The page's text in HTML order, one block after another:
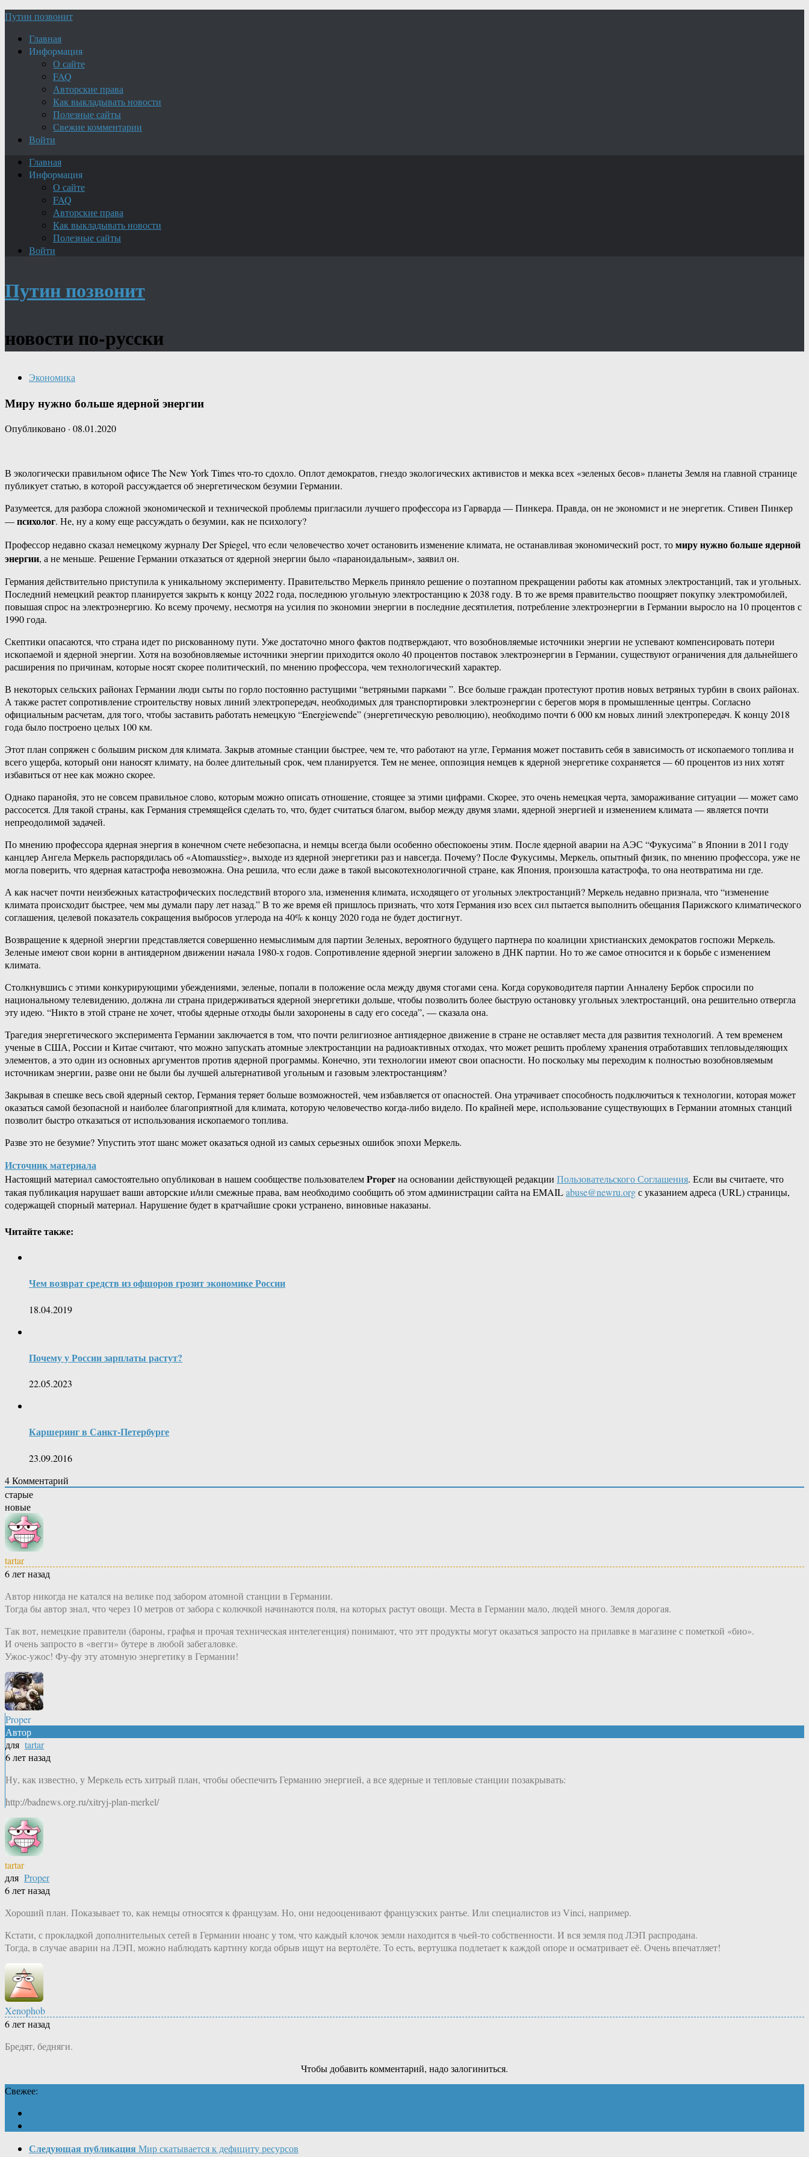
Путин позвонит
Главная
Информация
О сайте
FAQ
Авторские права
Как выкладывать новости
Полезные сайты
Свежие комментарии
Войти
Главная
Информация
О сайте
FAQ
Авторские права
Как выкладывать новости
Полезные сайты
Войти
Путин позвонит
новости по-русски
Экономика
Миру нужно больше ядерной энергии
Опубликовано · 08.01.2020
В экологически правильном офисе The New York Times что-то сдохло. Оплот демократов, гнездо экологических активистов и мекка всех «зеленых бесов» планеты Земля на главной странице
публикует статью, в которой рассуждается об энергетическом безумии Германии.
Разумеется, для разбора сложной экономической и технической проблемы пригласили лучшего профессора из Гарварда — Пинкера. Правда, он не экономист и не энергетик. Стивен Пинкер
—психолог. Не, ну а кому еще рассуждать о безумии, как не психологу?
Профессор недавно сказал немецкому журналу Der Spiegel, что если человечество хочет остановить изменение климата, не останавливая экономический рост, томиру нужно больше ядерной
энергии, а не меньше. Решение Германии отказаться от ядерной энергии было «параноидальным», заявил он.
Германия действительно приступила к уникальному эксперименту. Правительство Меркель приняло решение о поэтапном прекращении работы как атомных электростанций, так и угольных.
Последний немецкий реактор планируется закрыть к концу 2022 года, последнюю угольную электростанцию к 2038 году. В то же время правительство поощряет покупку электромобилей,
повышая спрос на электроэнергию. Ко всему прочему, несмотря на усилия по экономии энергии в последние десятилетия, потребление электроэнергии в Германии выросло на 10 процентов с
1990 года.
Скептики опасаются, что страна идет по рискованному пути. Уже достаточно много фактов подтверждают, что возобновляемые источники энергии не успевают компенсировать потери
ископаемой и ядерной энергии. Хотя на возобновляемые источники энергии приходится около 40 процентов поставок электроэнергии в Германии, существуют ограничения для дальнейшего
расширения по причинам, которые носят скорее политический, по мнению профессора, чем технологический характер.
В некоторых сельских районах Германии люди сыты по горло постоянно растущими “ветряными парками ”. Все больше граждан протестуют против новых ветряных турбин в своих районах.
А также растет сопротивление строительству новых линий электропередач, необходимых для транспортировки электроэнергии с берегов моря в промышленные центры. Согласно
официальным расчетам, для того, чтобы заставить работать немецкую “Energiewende” (энергетическую революцию), необходимо почти 6 000 км новых линий электропередач. К концу 2018
года было построено целых 100 км.
Этот план сопряжен с большим риском для климата. Закрыв атомные станции быстрее, чем те, что работают на угле, Германия может поставить себя в зависимость от ископаемого топлива и
всего ущерба, который они наносят климату, на более длительный срок, чем планируется. Тем не менее, оппозиция немцев к ядерной энергетике сохраняется — 60 процентов из них хотят
избавиться от нее как можно скорее.
Однако паранойя, это не совсем правильное слово, которым можно описать отношение, стоящее за этими цифрами. Скорее, это очень немецкая черта, замораживание ситуации — может само
рассосется. Для такой страны, как Германия стремящейся сделать то, что, будет считаться благом, выбор между двумя злами, ядерной энергией и изменением климата — является почти
непреодолимой задачей.
По мнению профессора ядерная энергия в конечном счете небезопасна, и немцы всегда были особенно обеспокоены этим. После ядерной аварии на АЭС “Фукусима” в Японии в 2011 году
канцлер Ангела Меркель распорядилась об «Atomausstieg», выходе из ядерной энергетики раз и навсегда. Почему? После Фукусимы, Меркель, опытный физик, по мнению профессора, уже не
могла поверить, что ядерная катастрофа невозможна. Она решила, что если даже в такой высокотехнологичной стране, как Япония, произошла катастрофа, то она неотвратима ни где.
А как насчет почти неизбежных катастрофических последствий второго зла, изменения климата, исходящего от угольных электростанций? Меркель недавно признала, что “изменение
климата происходит быстрее, чем мы думали пару лет назад.” В то же время ей пришлось признать, что хотя Германия изо всех сил пытается выполнить обещания Парижского климатического
соглашения, целевой показатель сокращения выбросов углерода на 40% к концу 2020 года не будет достигнут.
Возвращение к ядерной энергии представляется совершенно немыслимым для партии Зеленых, вероятного будущего партнера по коалиции христианских демократов госпожи Меркель.
Зеленые имеют свои корни в антиядерном движении начала 1980-х годов. Сопротивление ядерной энергии заложено в ДНК партии. Но то же самое относится и к борьбе с изменением
климата.
Столкнувшись с этими конкурирующими убеждениями, зеленые, попали в положение осла между двумя стогами сена. Когда соруководителя партии Анналену Бербок спросили по
национальному телевидению, должна ли страна придерживаться ядерной энергетики дольше, чтобы позволить более быструю остановку угольных электростанций, она решительно отвергла
эту идею. “Никто в этой стране не хочет, чтобы ядерные отходы были захоронены в саду его соседа”, — сказала она.
Трагедия энергетического эксперимента Германии заключается в том, что почти религиозное антиядерное движение в стране не оставляет места для развития технологий. А тем временем
ученые в США, России и Китае считают, что можно запускать атомные электростанции на радиоактивных отходах, что может решить проблему хранения отработавших тепловыделяющих
элементов, а это один из основных аргументов против ядерной программы. Конечно, эти технологии имеют свои опасности. Но поскольку мы переходим к полностью возобновляемым
источникам энергии, разве они не были бы лучшей альтернативой угольным и газовым электростанциям?
Закрывая в спешке весь свой ядерный сектор, Германия теряет больше возможностей, чем избавляется от опасностей. Она утрачивает способность подключиться к технологии, которая может
оказаться самой безопасной и наиболее благоприятной для климата, которую человечество когда-либо видело. По крайней мере, использование существующих в Германии атомных станций
позволит быстро отказаться от использования ископаемого топлива.
Разве это не безумие? Упустить этот шанс может оказаться одной из самых серьезных ошибок эпохи Меркель.
Источник материала
Настоящий материал самостоятельно опубликован в нашем сообществе пользователемProperна основании действующей редакции Пользовательского Соглашения. Если вы считаете, что
такая публикация нарушает ваши авторские и/или смежные права, вам необходимо сообщить об этом администрации сайта на EMAILabuse@newru.orgс указанием адреса (URL) страницы,
содержащей спорный материал. Нарушение будет в кратчайшие сроки устранено, виновные наказаны.
Читайте также:
Чем возврат средств из офшоров грозит экономике России
18.04.2019
Почему у России зарплаты растут?
22.05.2023
Каршеринг в Санкт-Петербурге
23.09.2016
4Комментарий
старые
новые
tartar
6 лет назад
Автор никогда не катался на велике под забором атомной станции в Германии.
Тогда бы автор знал, что через 10 метров от забора с колючкой начинаются поля, на которых растут овощи. Места в Германии мало, людей много. Земля дорогая.
Так вот, немецкие правители (бароны, графья и прочая техническая интелегенция) понимают, что этт продукты могут оказаться запросто на прилавке в магазине с пометкой «био».
И очень запросто в «вегги» бутере в любой забегаловке.
Ужос-ужос! Фу-фу эту атомную энергетику в Германии!
Proper
Автор
для tartar
6 лет назад
Ну, как известно, у Меркель есть хитрый план, чтобы обеспечить Германию энергией, а все ядерные и тепловые станции позакрывать:
http://badnews.org.ru/xitryj-plan-merkel/
tartar
для Proper
6 лет назад
Хороший план. Показывает то, как немцы относятся к французам. Но, они недооценивают французских рантье. Или специалистов из Vinci, например.
Кстати, с прокладкой дополнительных сетей в Германии нюанс у том, что каждый клочок земли находится в чьей-то собственности. И вся земля под ЛЭП распродана.
Тогда, в случае аварии на ЛЭП, можно наблюдать картину когда обрыв ищут на вертолёте. То есть, вертушка подлетает к каждой опоре и осматривает её. Очень впечатляет!
Xenophob
6 лет назад
Бредят, бедняги.
Чтобы добавить комментарий, надо залогиниться.
Свежее:
Следующая публикация Мир скатывается к дефициту ресурсов